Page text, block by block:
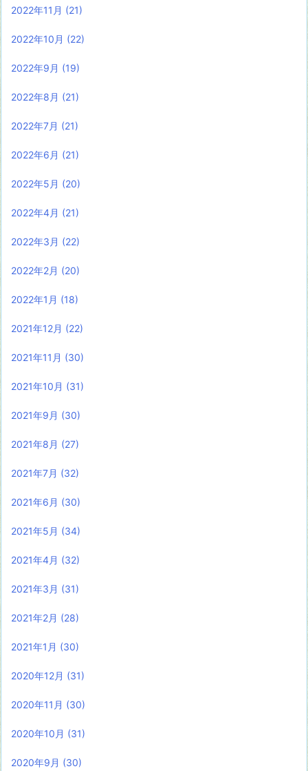
2022年11月 (21)
2022年10月 (22)
2022年9月 (19)
2022年8月 (21)
2022年7月 (21)
2022年6月 (21)
2022年5月 (20)
2022年4月 (21)
2022年3月 (22)
2022年2月 (20)
2022年1月 (18)
2021年12月 (22)
2021年11月 (30)
2021年10月 (31)
2021年9月 (30)
2021年8月 (27)
2021年7月 (32)
2021年6月 (30)
2021年5月 (34)
2021年4月 (32)
2021年3月 (31)
2021年2月 (28)
2021年1月 (30)
2020年12月 (31)
2020年11月 (30)
2020年10月 (31)
2020年9月 (30)